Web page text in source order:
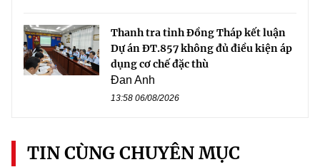
Thanh tra tỉnh Đồng Tháp kết luận
Dự án ĐT.857 không đủ điều kiện áp
dụng cơ chế đặc thù
Đan Anh
13:58 06/08/2026
TIN CÙNG CHUYÊN MỤC